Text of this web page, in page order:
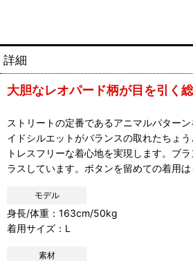
詳細
大胆なレオパード柄が目を引く
ストリートの定番であるアニマルパター
イドシルエットがバランスの取れたちょ
トレスフリーな着心地を実現します。ブ
ラスしています。ボタンを留めての着用
モデル
身長/体重：163cm/50kg
着用サイズ：L
素材